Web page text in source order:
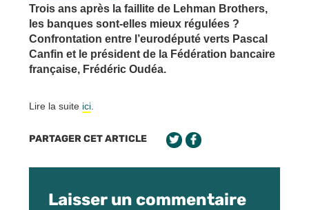
Trois ans après la faillite de Lehman Brothers,
les banques sont-elles mieux régulées ?
Confrontation entre l’eurodéputé verts Pascal
Canfin et le président de la Fédération bancaire
française, Frédéric Oudéa.
Lire la suite ici
PARTAGER CET ARTICLE
Laisser un commentaire